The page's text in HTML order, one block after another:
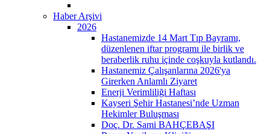
Haber Arşivi
2026
Hastanemizde 14 Mart Tıp Bayramı,
düzenlenen iftar programı ile birlik ve
beraberlik ruhu içinde coşkuyla kutlandı.
Hastanemiz Çalışanlarına 2026'ya
Girerken Anlamlı Ziyaret
Enerji Verimliliği Haftası
Kayseri Şehir Hastanesi’nde Uzman
Hekimler Buluşması
Doç. Dr. Sami BAHÇEBAŞI